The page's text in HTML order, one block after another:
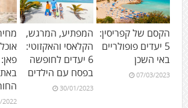
הקסם של קפריסין:
5 יעדים פופולריים
באי השכן
07/03/2023
המפתיע, המרגש,
הקלאסי והאקזוטי:
6 יעדים לחופשה
בפסח עם הילדים
30/01/2023